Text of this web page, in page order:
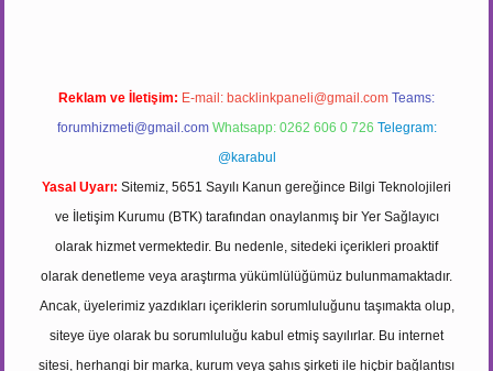
Reklam ve İletişim: E-mail: backlinkpaneli@gmail.com Teams:
forumhizmeti@gmail.com Whatsapp: 0262 606 0 726 Telegram:
@karabul
Yasal Uyarı: Sitemiz, 5651 Sayılı Kanun gereğince Bilgi Teknolojileri
ve İletişim Kurumu (BTK) tarafından onaylanmış bir Yer Sağlayıcı
olarak hizmet vermektedir. Bu nedenle, sitedeki içerikleri proaktif
olarak denetleme veya araştırma yükümlülüğümüz bulunmamaktadır.
Ancak, üyelerimiz yazdıkları içeriklerin sorumluluğunu taşımakta olup,
siteye üye olarak bu sorumluluğu kabul etmiş sayılırlar. Bu internet
sitesi, herhangi bir marka, kurum veya şahıs şirketi ile hiçbir bağlantısı